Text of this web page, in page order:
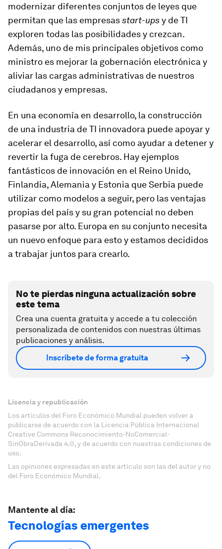
modernizar diferentes conjuntos de leyes que
permitan que las empresasstart-upsy de TI
exploren todas las posibilidades y crezcan.
Además, uno de mis principales objetivos como
ministro es mejorar la gobernación electrónica y
aliviar las cargas administrativas de nuestros
ciudadanos y empresas.
En una economía en desarrollo, la construcción
de una industria de TI innovadora puede apoyar y
acelerar el desarrollo, así como ayudar a detener y
revertir la fuga de cerebros. Hay ejemplos
fantásticos de innovación en el Reino Unido,
Finlandia, Alemania y Estonia que Serbia puede
utilizar como modelos a seguir, pero las ventajas
propias del país y su gran potencial no deben
pasarse por alto. Europa en su conjunto necesita
un nuevo enfoque para esto y estamos decididos
a trabajar juntos para crearlo.
No te pierdas ninguna actualización sobre
este tema
Crea una cuenta gratuita y accede a tu colección
personalizada de contenidos con nuestras últimas
publicaciones y análisis.
Inscríbete de forma gratuita
Licencia y republicación
Los artículos del Foro Económico Mundial pueden volver a
publicarse de acuerdo con la Licencia Pública Internacional
Creative Commons Reconocimiento-NoComercial-
SinObraDerivada 4.0, y de acuerdo con nuestras condiciones de
uso.
Las opiniones expresadas en este artículo son las del autor y no
del Foro Económico Mundial.
Mantente al día:
Tecnologías emergentes